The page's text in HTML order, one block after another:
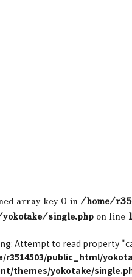
array key 0 in/home/
single.php on line
: Attempt to read property
r3514503/public_html/
themes/yokotake/